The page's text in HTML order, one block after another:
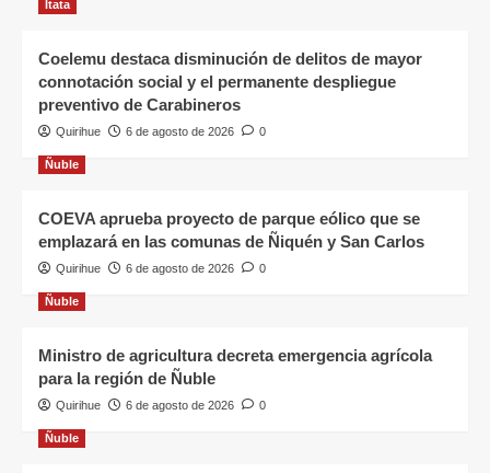
Itata
Coelemu destaca disminución de delitos de mayor
connotación social y el permanente despliegue
preventivo de Carabineros
Quirihue 6 de agosto de 2026 0
Ñuble
COEVA aprueba proyecto de parque eólico que se
emplazará en las comunas de Ñiquén y San Carlos
Quirihue 6 de agosto de 2026 0
Ñuble
Ministro de agricultura decreta emergencia agrícola
para la región de Ñuble
Quirihue 6 de agosto de 2026 0
Ñuble